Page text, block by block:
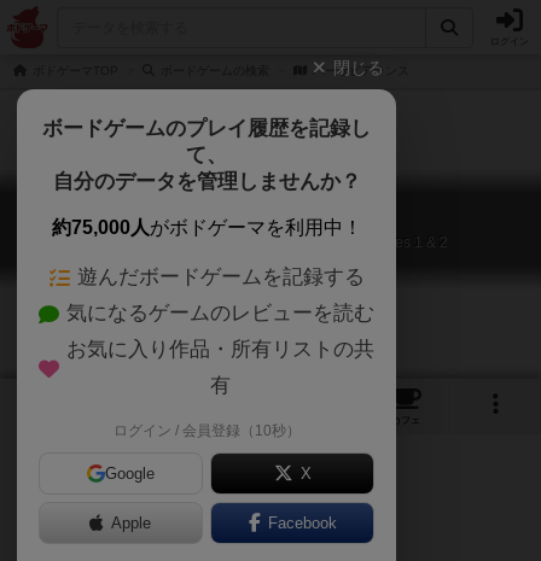
パーサビアランス
パーサビアランス
Perseverance: Castaway Chronicles – Episodes 1 & 2
カフェ
ご協力ください
閉じる
ボードゲームのプレイ履歴を記録し
て、
自分のデータを管理しませんか？
約75,000人がボドゲーマを利用中！
遊んだボードゲームを記録する
気になるゲームのレビューを読む
お気に入り作品・所有リストの共
有
ログイン / 会員登録（10秒）
Google X
Apple Facebook